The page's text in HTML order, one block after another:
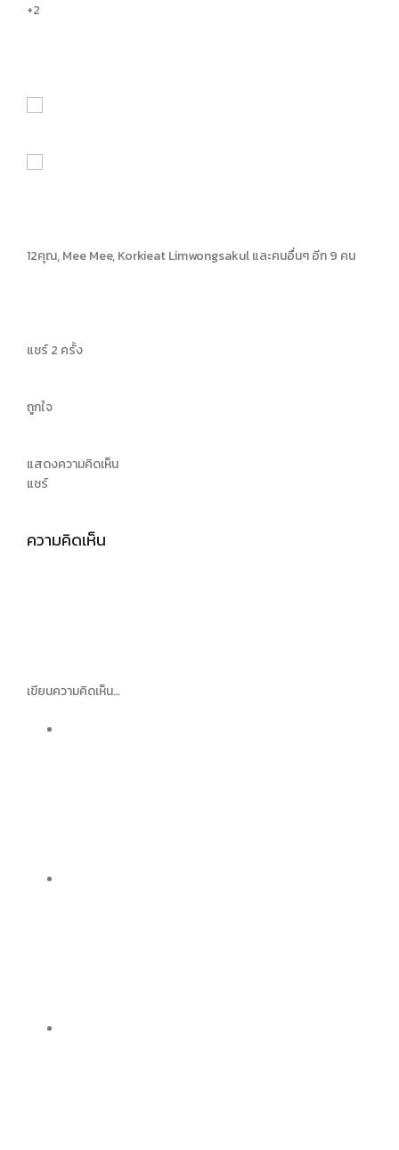
+2
12คุณ, Mee Mee, Korkieat Limwongsakul และคนอื่นๆ อีก 9 คน
แชร์ 2 ครั้ง
ถูกใจ
แสดงความคิดเห็น
แชร์
ความคิดเห็น
เขียนความคิดเห็น…